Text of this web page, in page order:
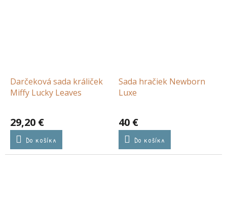
Darčeková sada králiček
Miffy Lucky Leaves
29,20 €
Do košíka
Sada hračiek Newborn
Luxe
40 €
Do košíka